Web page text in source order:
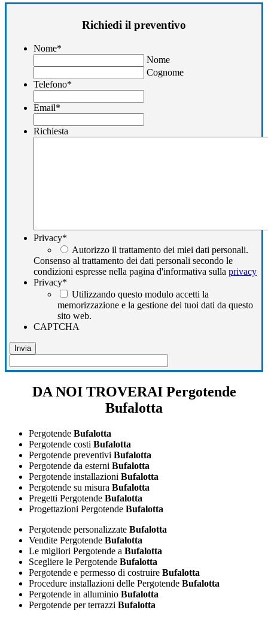
Richiedi il preventivo
Nome*
Nome
Cognome
Telefono*
Email*
Richiesta
Privacy*
Autorizzo il trattamento dei miei dati personali.
Consenso al trattamento dei dati personali secondo le
condizioni espresse nella pagina d'informativa sulla privacy
Privacy*
Utilizzando questo modulo accetti la
memorizzazione e la gestione dei tuoi dati da questo
sito web.
CAPTCHA
DA NOI TROVERAI Pergotende
Bufalotta
Pergotende Bufalotta
Pergotende costi Bufalotta
Pergotende preventivi Bufalotta
Pergotende da esterni Bufalotta
Pergotende installazioni Bufalotta
Pergotende su misura Bufalotta
Pregetti Pergotende Bufalotta
Progettazioni Pergotende Bufalotta
Pergotende personalizzate Bufalotta
Vendite Pergotende Bufalotta
Le migliori Pergotende a Bufalotta
Scegliere le Pergotende Bufalotta
Pergotende e permesso di costruire Bufalotta
Procedure installazioni delle Pergotende Bufalotta
Pergotende in alluminio Bufalotta
Pergotende per terrazzi Bufalotta